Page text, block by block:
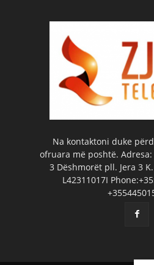
Na kontaktoni duke
ofruara më poshtë.
3 Dëshmorët pll. Jera 3
L42311017I